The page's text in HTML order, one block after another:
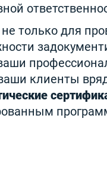
только для
клиенты